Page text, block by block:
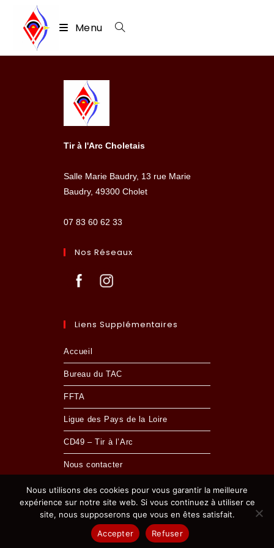
Menu
Tir à l'Arc Choletais
Salle Marie Baudry, 13 rue Marie
Baudry, 49300 Cholet
07 83 60 62 33
Nos Réseaux
Liens Supplémentaires
Accueil
Bureau du TAC
FFTA
Ligue des Pays de la Loire
CD49 – Tir à l’Arc
Nous contacter
MENTIONS LÉGALES- © 2024 TIR À L'ARC CHOLETAIS
Nous utilisons des cookies pour vous garantir la meilleure
expérience sur notre site web. Si vous continuez à utiliser ce
site, nous supposerons que vous en êtes satisfait.
Accepter
Refuser